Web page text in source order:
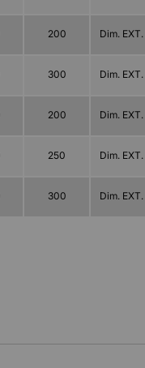
200 Dim. EXT.
300 Dim. EXT.
200 Dim. EXT.
250 Dim. EXT.
300 Dim. EXT.